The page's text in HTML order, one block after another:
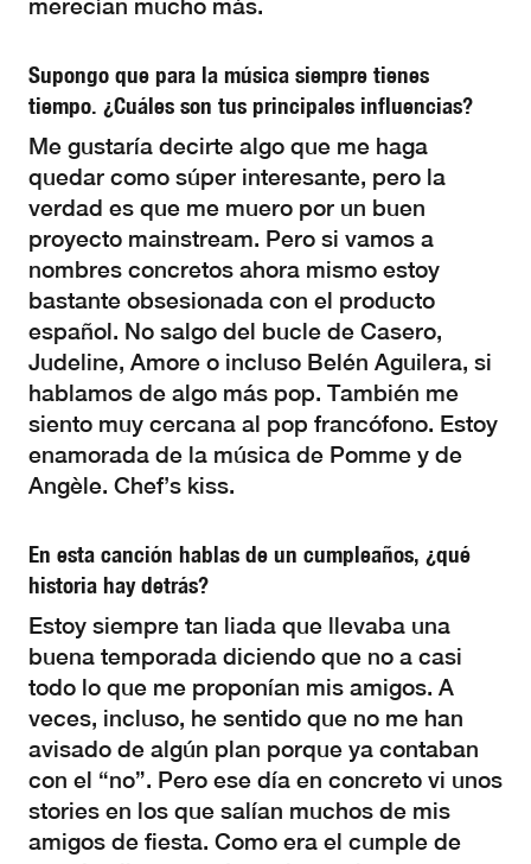
merecían mucho más.
Supongo que para la música siempre tienes
tiempo. ¿Cuáles son tus principales influencias?
Me gustaría decirte algo que me haga
quedar como súper interesante, pero la
verdad es que me muero por un buen
proyecto mainstream. Pero si vamos a
nombres concretos ahora mismo estoy
bastante obsesionada con el producto
español. No salgo del bucle de Casero,
Judeline, Amore o incluso Belén Aguilera, si
hablamos de algo más pop. También me
siento muy cercana al pop francófono. Estoy
enamorada de la música de Pomme y de
Angèle. Chef’s kiss.
En esta canción hablas de un cumpleaños, ¿qué
historia hay detrás?
Estoy siempre tan liada que llevaba una
buena temporada diciendo que no a casi
todo lo que me proponían mis amigos. A
veces, incluso, he sentido que no me han
avisado de algún plan porque ya contaban
con el “no”. Pero ese día en concreto vi unos
stories en los que salían muchos de mis
amigos de fiesta. Como era el cumple de